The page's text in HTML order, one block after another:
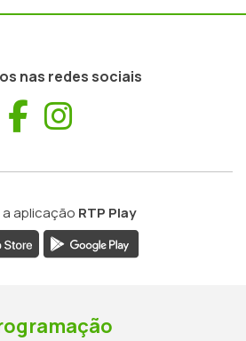
nas redes sociais
Facebook
aplicação RTP Play